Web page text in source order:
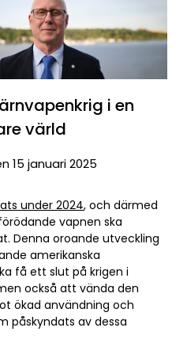
i en
värld
15 januari 2025
under 2024, och därmed
vapnen ska
Denna oroande utveckling
amerikanska
få ett slut på krigen i
också att vända den
ökad användning och
påskyndats av dessa